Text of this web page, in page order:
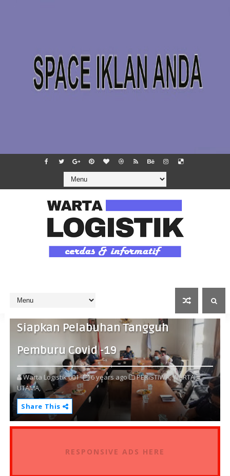
Pelabuhan Marunda Bentuk Satgas,
Siapkan Pelabuhan Tangguh
Pemburu Covid -19
Warta Logistik 001 6 years ago PERISTIWA,WARTA
UTAMA,
Share This
RESPONSIVE ADS HERE